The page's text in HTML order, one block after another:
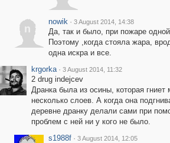
n
nowik · 3 August 2014, 14:38
Да, так и было, при пожаре
Поэтому ,когда стояла жара,
одна искра и все.
krgorka · 3 August 2014, 11:32
2 drug indejcev
Дранка была из осины, которая
несколько слоев. А когда она
деревне дранку делали сами при
проблем с ней ни у кого не было.
s1988f · 3 August 2014, 12:05